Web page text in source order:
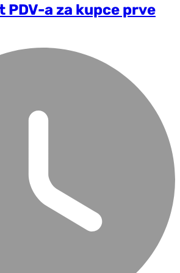
PDV-a za kupce prve